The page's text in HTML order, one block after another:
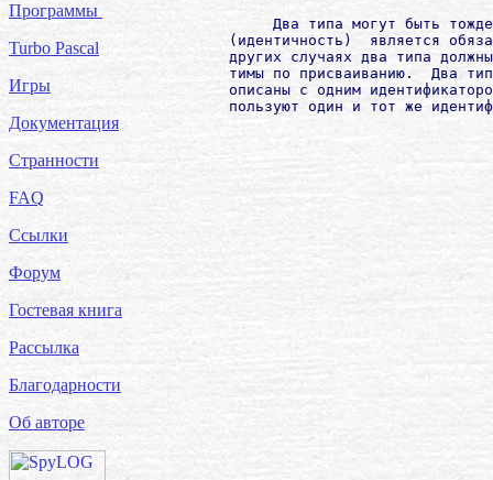
Программы
Turbo Pascal
Игры
Документация
Странности
FAQ
Ссылки
Форум
Гостевая книга
Рассылка
Благодарности
Об авторе
Два типа могут быть
(идентичность)  является
других случаях два типа
тимы по присваиванию.  Два
описаны с одним
пользуют один и тот же